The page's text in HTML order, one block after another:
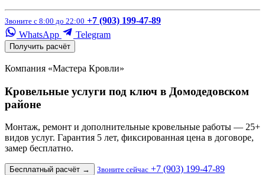
Звоните с 8:00 до 22:00 +7 (903) 199-47-89
WhatsApp
Telegram
Получить расчёт
Компания «Мастера Кровли»
Кровельные услуги под ключ в Домодедовском
районе
Монтаж, ремонт и дополнительные кровельные работы — 25+
видов услуг. Гарантия 5 лет, фиксированная цена в договоре,
замер бесплатно.
Бесплатный расчёт → Звоните сейчас +7 (903) 199-47-89